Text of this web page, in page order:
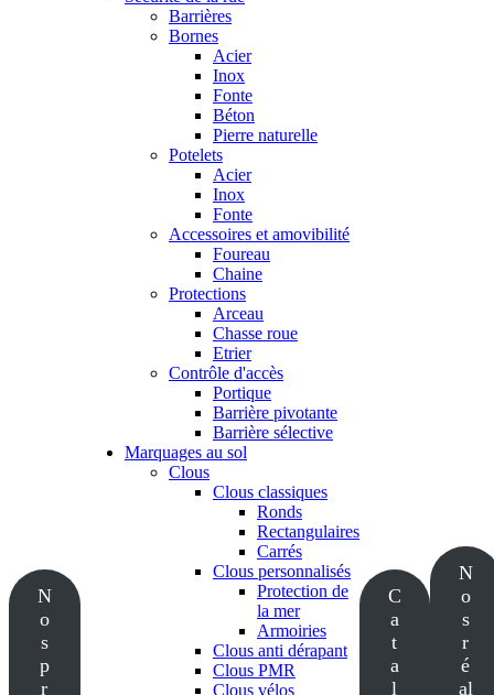
N
o
s
p
r
Barrières
Bornes
Acier
Inox
Fonte
Béton
Pierre naturelle
Potelets
Acier
Inox
Fonte
Accessoires et amovibilité
Foureau
Chaine
Protections
Arceau
Chasse roue
Etrier
Contrôle d'accès
Portique
Barrière pivotante
Barrière sélective
Marquages au sol
Clous
Clous classiques
Ronds
Rectangulaires
Carrés
Clous personnalisés
Protection de
la mer
Armoiries
Clous anti dérapant
Clous PMR
Clous vélos
C
a
t
a
l
N
o
s
r
é
al